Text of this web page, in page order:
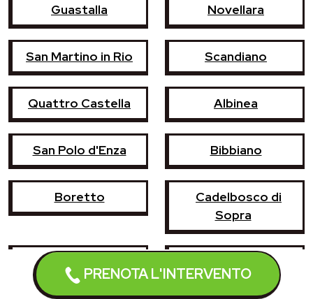
PRENOTA L'INTERVENTO
Guastalla Novellara
San Martino in Rio Scandiano
Quattro Castella Albinea
San Polo d'Enza Bibbiano
Boretto
Cadelbosco di
Sopra
Castelnovo di
Sotto